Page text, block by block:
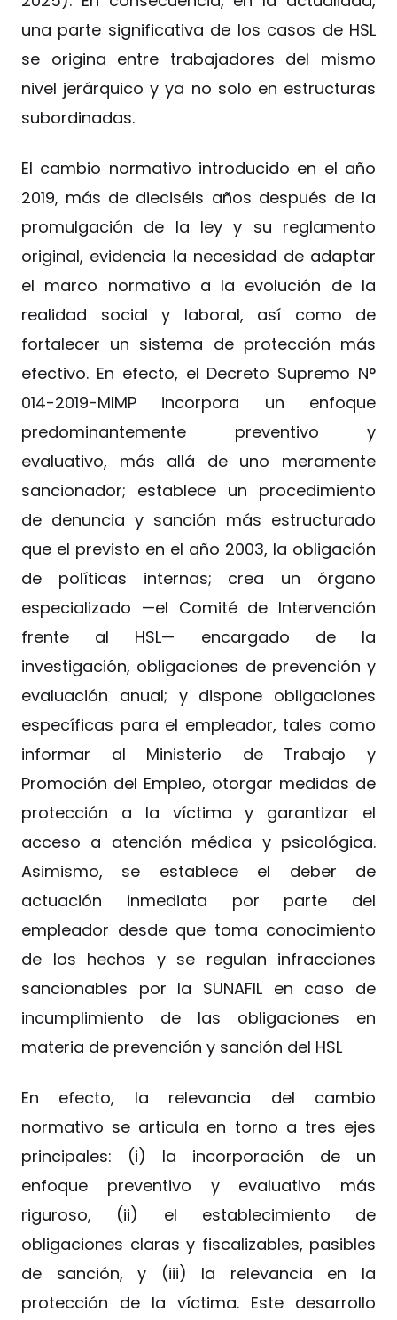
una parte significativa de los casos de HSL
se origina entre trabajadores del mismo
nivel jerárquico y ya no solo en estructuras
subordinadas.
El cambio normativo introducido en el año
2019, más de dieciséis años después de la
promulgación de la ley y su reglamento
original, evidencia la necesidad de adaptar
el marco normativo a la evolución de la
realidad social y laboral, así como de
fortalecer un sistema de protección más
efectivo. En efecto, el Decreto Supremo N°
014-2019-MIMP incorpora un enfoque
predominantemente preventivo y
evaluativo, más allá de uno meramente
sancionador; establece un procedimiento
de denuncia y sanción más estructurado
que el previsto en el año 2003, la obligación
de políticas internas; crea un órgano
especializado —el Comité de Intervención
frente al HSL— encargado de la
investigación, obligaciones de prevención y
evaluación anual; y dispone obligaciones
específicas para el empleador, tales como
informar al Ministerio de Trabajo y
Promoción del Empleo, otorgar medidas de
protección a la víctima y garantizar el
acceso a atención médica y psicológica.
Asimismo, se establece el deber de
actuación inmediata por parte del
empleador desde que toma conocimiento
de los hechos y se regulan infracciones
sancionables por la SUNAFIL en caso de
incumplimiento de las obligaciones en
materia de prevención y sanción del HSL
En efecto, la relevancia del cambio
normativo se articula en torno a tres ejes
principales: (i) la incorporación de un
enfoque preventivo y evaluativo más
riguroso, (ii) el establecimiento de
obligaciones claras y fiscalizables, pasibles
de sanción, y (iii) la relevancia en la
protección de la víctima. Este desarrollo